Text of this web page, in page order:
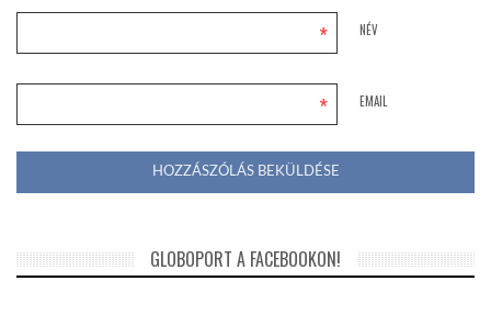
NÉV
*
EMAIL
*
GLOBOPORT A FACEBOOKON!